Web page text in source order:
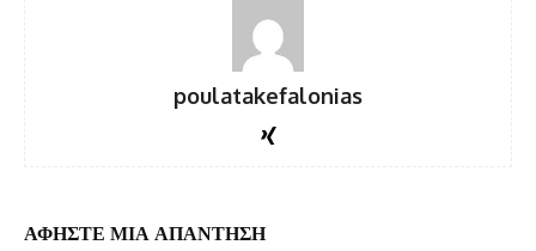
poulatakefalonias
ΑΦΗΣΤΕ ΜΙΑ ΑΠΑΝΤΗΣΗ